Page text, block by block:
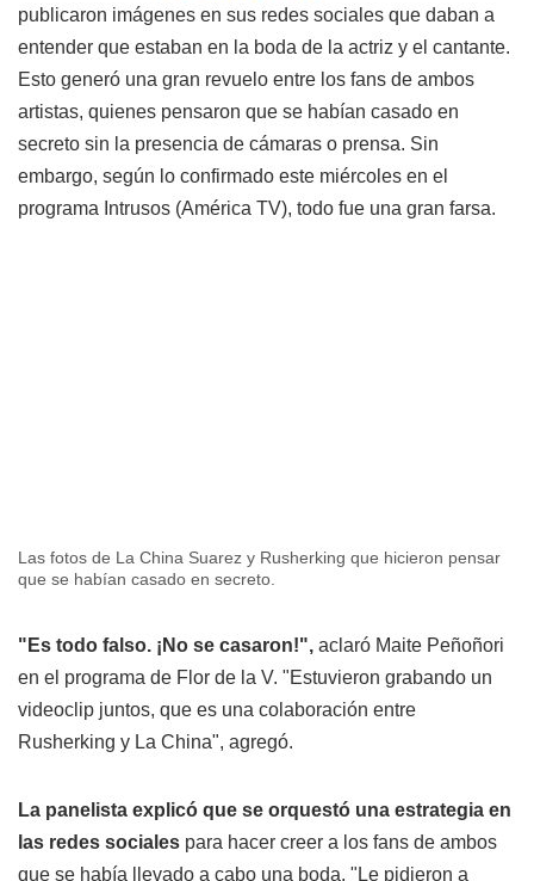
publicaron imágenes en sus redes sociales que daban a
entender que estaban en la boda de la actriz y el cantante.
Esto generó una gran revuelo entre los fans de ambos
artistas, quienes pensaron que se habían casado en
secreto sin la presencia de cámaras o prensa. Sin
embargo, según lo confirmado este miércoles en el
programa Intrusos (América TV), todo fue una gran farsa.
Las fotos de La China Suarez y Rusherking que hicieron pensar
que se habían casado en secreto.
"Es todo falso. ¡No se casaron!", aclaró Maite Peñoñori
en el programa de Flor de la V. "Estuvieron grabando un
videoclip juntos, que es una colaboración entre
Rusherking y La China", agregó.
La panelista explicó que se orquestó una estrategia en
las redes sociales para hacer creer a los fans de ambos
que se había llevado a cabo una boda. "Le pidieron a